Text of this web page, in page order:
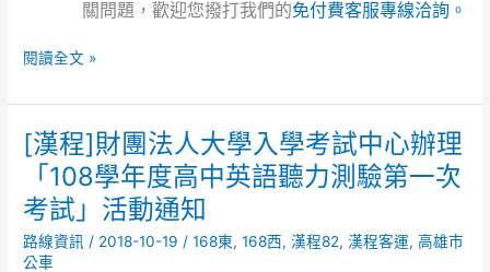
記
士
試」
動
通
知
關問題，歡迎您撥打我們的免付費客服專線洽詢。
閱讀全文 »
[漢程]財團法人大學入學考試中心辦理
「108學年度高中英語聽力測驗第一次
考試」活動通知
路線資訊 / 2018-10-19 /168東,168西,漢程82,漢程客運,高雄市
公車
[漢
程]
團
法
人